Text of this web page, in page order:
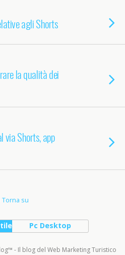
agli Shorts
la qualità dei
via Shorts, app
Torna su
Pc Desktop
- Il blog del Web Marketing Turistico